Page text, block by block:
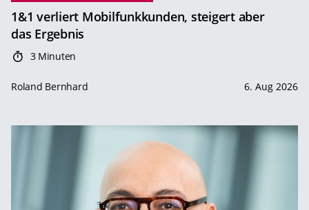
1&1 verliert Mobilfunkkunden, steigert aber
das Ergebnis
3 Minuten
Roland Bernhard 6. Aug 2026